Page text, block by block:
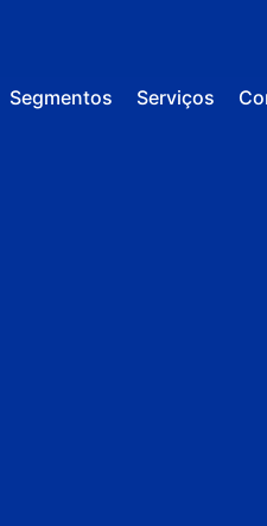
Segmentos Serviços